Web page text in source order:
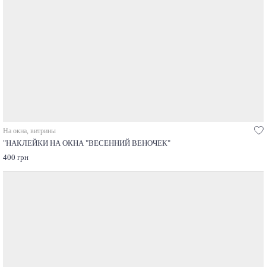
На окна, витрины
"НАКЛЕЙКИ НА ОКНА "ВЕСЕННИЙ ВЕНОЧЕК"
400 грн